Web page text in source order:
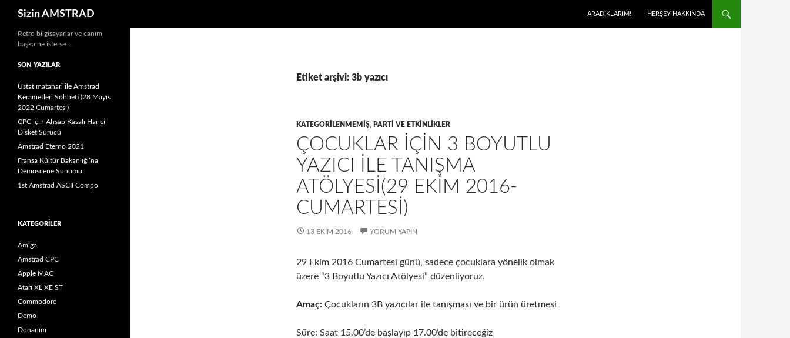
İçeriğe
Sizin AMSTRAD ARADIKLARIM! HERŞEY HAKKINDA
Etiket arşivi: 3b yazıcı
KATEGORILENMEMIŞ, PARTI VE ETKINLIKLER
ÇOCUKLAR IÇIN 3 BOYUTLU
YAZICI ILE TANIŞMA
ATÖLYESI(29 EKIM 2016-
CUMARTESI)
13 EKIM 2016 YORUM YAPIN
29 Ekim 2016 Cumartesi günü, sadece çocuklara yönelik olmak
üzere “3 Boyutlu Yazıcı Atölyesi” düzenliyoruz.
Amaç: Çocukların 3B yazıcılar ile tanışması ve bir ürün üretmesi
Süre: Saat 15.00’de başlayıp 17.00’de bitireceğiz
Retro bilgisayarlar ve canım
başka ne isterse…
SON YAZILAR
Üstat matahari ile Amstrad
Kerametleri Sohbeti (28 Mayıs
2022 Cumartesi)
CPC için Ahşap Kasalı Harici
Disket Sürücü
Amstrad Eterno 2021
Fransa Kültür Bakanlığı’na
Demoscene Sunumu
1st Amstrad ASCII Compo
KATEGORILER
Amiga
Amstrad CPC
Apple MAC
Atari XL XE ST
Commodore
Demo
Donanım